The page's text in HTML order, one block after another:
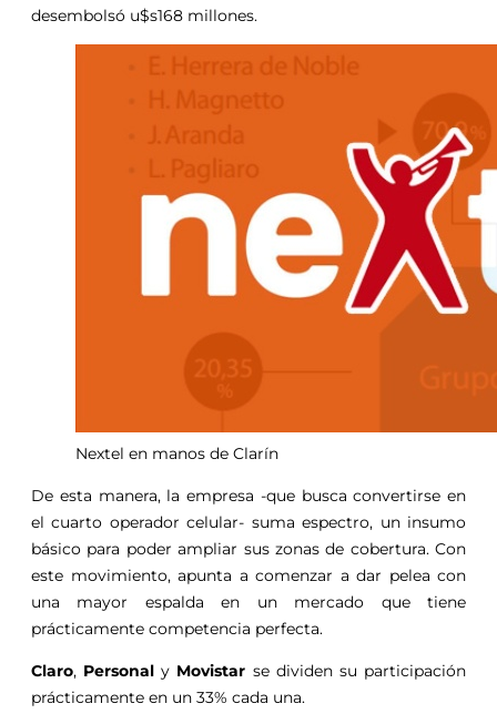
desembolsó u$s168 millones.
Nextel en manos de Clarín
De esta manera, la empresa -que busca convertirse en
el cuarto operador celular- suma espectro, un insumo
básico para poder ampliar sus zonas de cobertura. Con
este movimiento, apunta a comenzar a dar pelea con
una mayor espalda en un mercado que tiene
prácticamente competencia perfecta.
Claro, Personal y Movistar se dividen su participación
prácticamente en un 33% cada una.